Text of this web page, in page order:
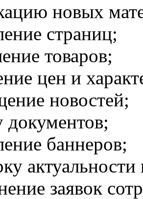
новых
страниц;
товаров;
цен и
новостей;
документов;
баннеров;
заявок